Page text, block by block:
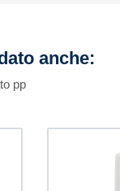
anche:
pp